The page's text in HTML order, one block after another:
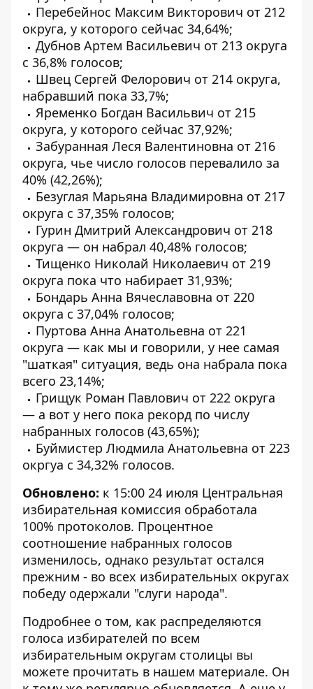
Перебейнос Максим Викторович от 212
округа, у которого сейчас 34,64%;
Дубнов Артем Васильевич от 213 округа
с 36,8% голосов;
Швец Сергей Фелорович от 214 округа,
набравший пока 33,7%;
Яременко Богдан Васильвич от 215
округа, у которого сейчас 37,92%;
Забуранная Леся Валентиновна от 216
округа, чье число голосов перевалило за
40% (42,26%);
Безуглая Марьяна Владимировна от 217
округа с 37,35% голосов;
Гурин Дмитрий Александрович от 218
округа — он набрал 40,48% голосов;
Тищенко Николай Николаевич от 219
округа пока что набирает 31,93%;
Бондарь Анна Вячеславовна от 220
округа с 37,04% голосов;
Пуртова Анна Анатольевна от 221
округа — как мы и говорили, у нее самая
"шаткая" ситуация, ведь она набрала пока
всего 23,14%;
Грищук Роман Павлович от 222 округа
— а вот у него пока рекорд по числу
набранных голосов (43,65%);
Буймистер Людмила Анатольевна от 223
окргуа с 34,32% голосов.
Обновлено: к 15:00 24 июля Центральная
избирательная комиссия обработала
100% протоколов. Процентное
соотношение набранных голосов
изменилось, однако результат остался
прежним - во всех избирательных округах
победу одержали "слуги народа".
Подробнее о том, как распределяются
голоса избирателей по всем
избирательным округам столицы вы
можете прочитать в нашем материале. Он